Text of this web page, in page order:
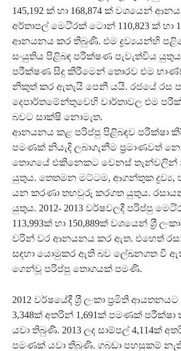
145,192 ක් හා 168,874 ක් වශයෙන්
අර්තාපල් මෙටි‍්‍රක් ටොන් 110,823 ක් හා
ආනයනය කර තිබුණි. එම ද්‍රව්‍යයන්හි
සංයුතිය පිළිබඳ පරීක්ෂණ පැවැත්විය
පරීක්ෂණ සිදු කිරීමෙන් තොරව එම
නිකුත් කර ඇතැයි පෙනී යයි. රජයේ රස
දෙපාර්තමේන්තුවෙහි වාර්තාවල එම
බවට සාක්ෂි නොමැත.
ආනයනය කළ පරිප්පු පිළිබඳව පරීක්ෂා
පමණක් නියැදි ලබාගැනීම ප‍්‍රමාණවත්
තොගයේ එකිනෙකට වෙනස් තැන්වලින්
යුතුය. තෙතමන මට්ටම, ආගන්තුක ද්‍රව්‍ය,
යන කරණා තහවුරු කරගත යුතුය.
යුතුය. 2012- 2013 වර්ෂවලදී පරිප්පු
113,993ක් හා 150,889ක් වශයෙන් ශ‍්‍රී
වරින් වර ආනයනය කර ඇත. එහෙත්
සඳහා යොමුකර ඇති බව ලේඛනගත වී
ගෙන්වූ පරිප්පු තොගයක් පමණි.
2012 වර්ෂයේදී ශ‍්‍රී ලංකා ප‍්‍රමිති
3,348ක් අතරින් 1,691ක් පමණක්
යවා තිබුණි. 2013 ලද සාම්පල් 4,114ක්
පමණක් යවා තිබුණි. ගබඩා පහසුකම්